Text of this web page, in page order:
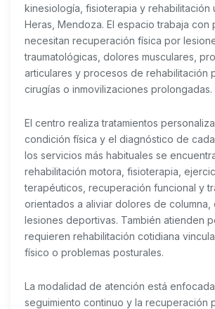
kinesiología, fisioterapia y rehabilitación
Heras, Mendoza. El espacio trabaja con
necesitan recuperación física por
traumatológicas, dolores musculares,
articulares y procesos de rehabilitación
cirugías o inmovilizaciones prolongadas.
El centro realiza tratamientos
condición física y el diagnóstico de
los servicios más habituales se
rehabilitación motora, fisioterapia,
terapéuticos, recuperación funcional y
orientados a aliviar dolores de columna,
lesiones deportivas. También atienden
requieren rehabilitación cotidiana
físico o problemas posturales.
La modalidad de atención está
seguimiento continuo y la recuperación